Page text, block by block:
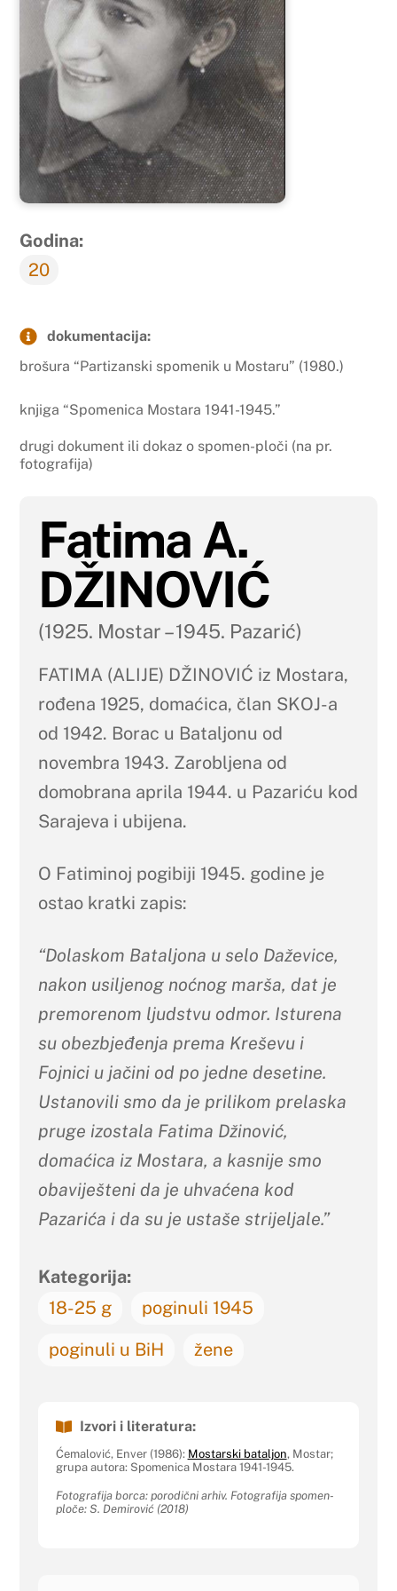
Godina:
20
dokumentacija:
brošura “Partizanski spomenik u Mostaru” (1980.)
knjiga “Spomenica Mostara 1941-1945.”
drugi dokument ili dokaz o spomen-ploči (na pr.
fotografija)
Fatima A.
DŽINOVIĆ
(1925. Mostar – 1945. Pazarić)
FATIMA (ALIJE) DŽINOVIĆ iz Mostara,
rođena 1925, domaćica, član SKOJ-a
od 1942. Borac u Bataljonu od
novembra 1943. Zarobljena od
domobrana aprila 1944. u Pazariću kod
Sarajeva i ubijena.
O Fatiminoj pogibiji 1945. godine je
ostao kratki zapis:
“Dolaskom Bataljona u selo Daževice,
nakon usiljenog noćnog marša, dat je
premorenom ljudstvu odmor. Isturena
su obezbjeđenja prema Kreševu i
Fojnici u jačini od po jedne desetine.
Ustanovili smo da je prilikom prelaska
pruge izostala Fatima Džinović,
domaćica iz Mostara, a kasnije smo
obaviješteni da je uhvaćena kod
Pazarića i da su je ustaše strijeljale.”
Kategorija:
18-25 g
poginuli 1945
poginuli u BiH
žene
Izvori i literatura:
Ćemalović, Enver (1986): Mostarski bataljon, Mostar;
grupa autora: Spomenica Mostara 1941-1945.
Fotografija borca: porodični arhiv. Fotografija spomen-
ploče: S. Demirović (2018)